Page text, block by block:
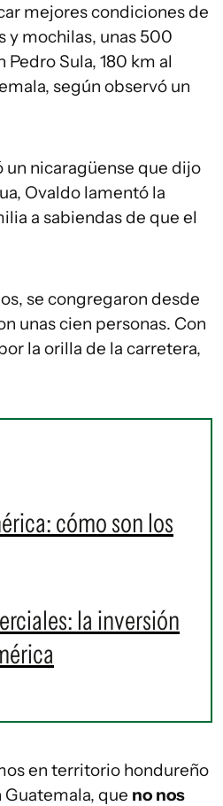
mejores condiciones de
y mochilas, unas 500
Sula, 180 km al
según observó un
un nicaragüense que dijo
Ovaldo lamentó la
a sabiendas de que el
se congregaron desde
unas cien personas. Con
la orilla de la carretera,
cómo son los
la inversión
en territorio hondureño
que no nos